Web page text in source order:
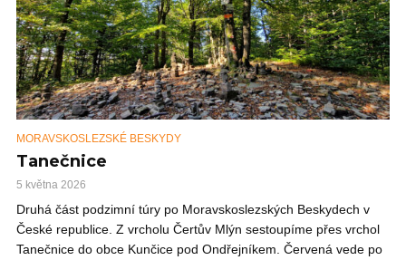
MORAVSKOSLEZSKÉ BESKYDY
Tanečnice
5 května 2026
Druhá část podzimní túry po Moravskoslezských Beskydech v
České republice. Z vrcholu Čertův Mlýn sestoupíme přes vrchol
Tanečnice do obce Kunčice pod Ondřejníkem. Červená vede po